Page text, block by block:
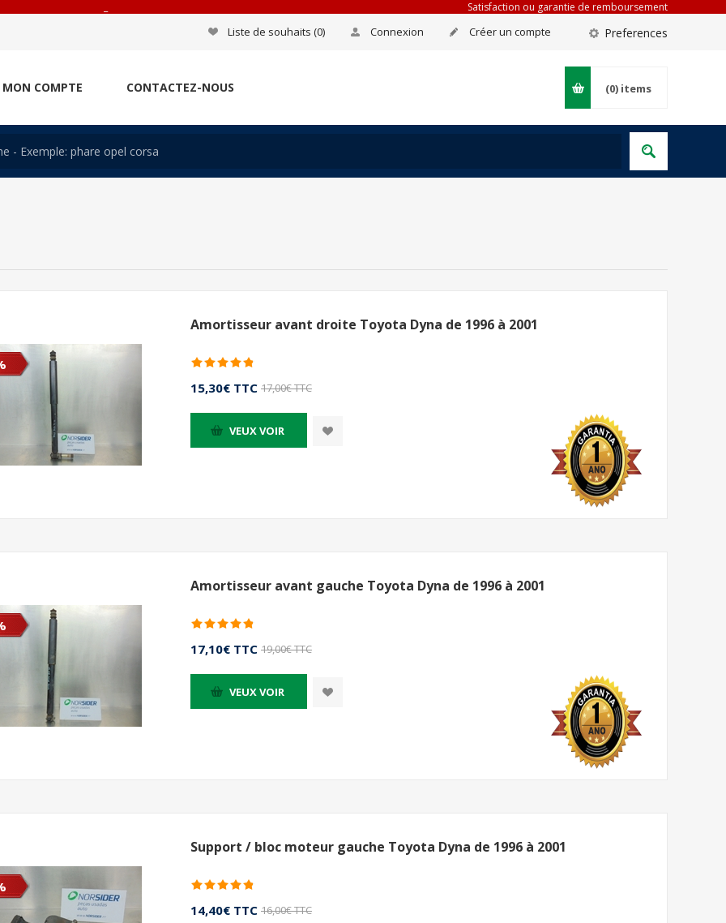
Satisfaction ou garantie de remboursement
Preferences
Créer un compte
Connexion
Liste de souhaits (0)
MON COMPTE CONTACTEZ-NOUS (0) items
Amortisseur avant droite Toyota Dyna de 1996 à 2001
15,30€ TTC 17,00€ TTC
VEUX VOIR
Amortisseur avant gauche Toyota Dyna de 1996 à 2001
17,10€ TTC 19,00€ TTC
VEUX VOIR
Support / bloc moteur gauche Toyota Dyna de 1996 à 2001
14,40€ TTC 16,00€ TTC